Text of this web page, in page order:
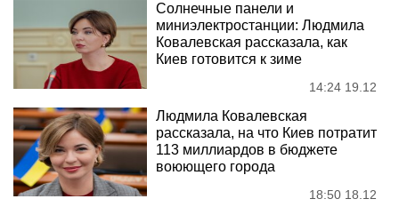
Солнечные панели и
миниэлектростанции: Людмила
Ковалевская рассказала, как
Киев готовится к зиме
14:24 19.12
Людмила Ковалевская
рассказала, на что Киев потратит
113 миллиардов в бюджете
воюющего города
18:50 18.12